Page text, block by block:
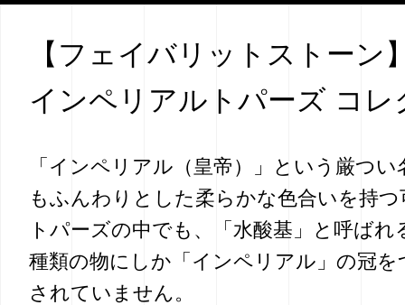
【フェイバリットストーン
インペリアルトパーズ コレ
「インペリアル（皇帝）」という厳つ
もふんわりとした柔らかな色合いを持つ
トパーズの中でも、「水酸基」と呼ばれ
種類の物にしか「インペリアル」の冠
されていません。